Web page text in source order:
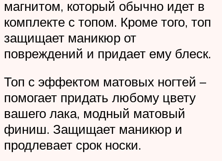
магнитом, который обычно идет в
комплекте с топом. Кроме того, топ
защищает маникюр от
повреждений и придает ему блеск.
Топ с эффектом матовых ногтей –
помогает придать любому цвету
вашего лака, модный матовый
финиш. Защищает маникюр и
продлевает срок носки.